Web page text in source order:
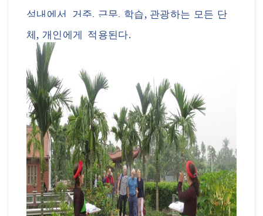
성내에서 거주, 근무, 학습, 관광하는 모든 단
체, 개인에게 적용된다.